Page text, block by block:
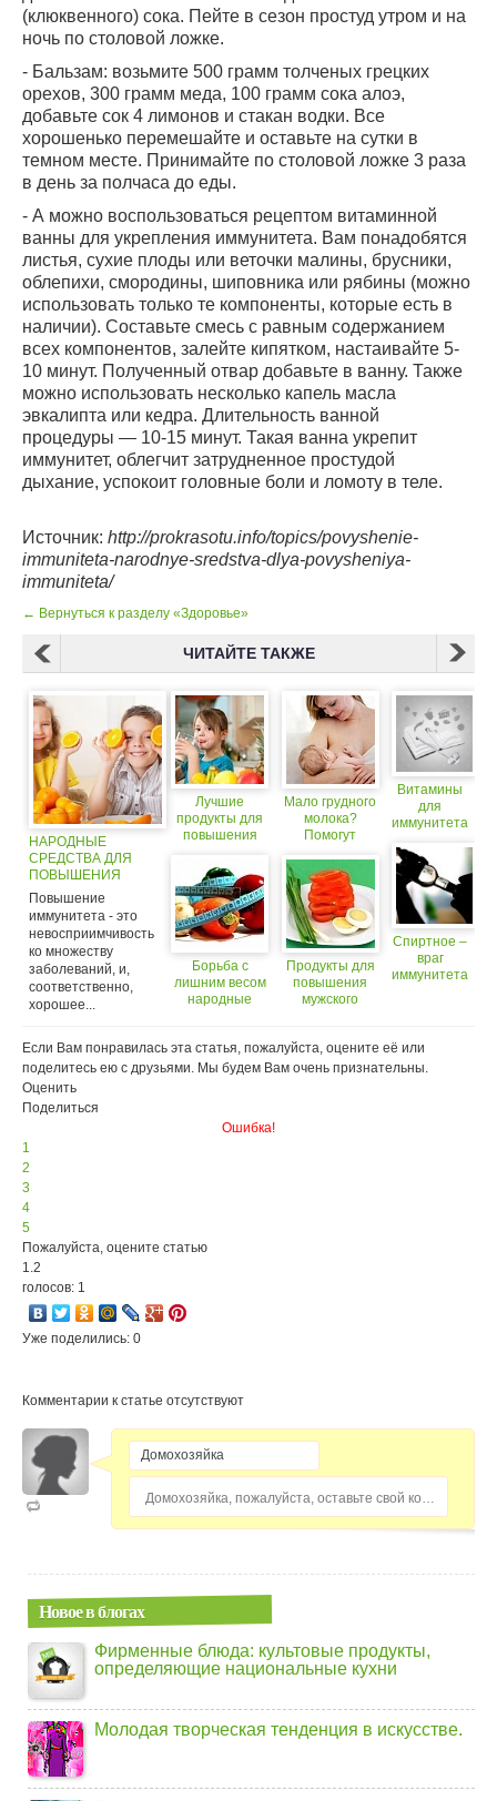
(клюквенного) сока. Пейте в сезон простуд утром и на
ночь по столовой ложке.
- Бальзам: возьмите 500 грамм толченых грецких
орехов, 300 грамм меда, 100 грамм сока алоэ,
добавьте сок 4 лимонов и стакан водки. Все
хорошенько перемешайте и оставьте на сутки в
темном месте. Принимайте по столовой ложке 3 раза
в день за полчаса до еды.
- А можно воспользоваться рецептом витаминной
ванны для укрепления иммунитета. Вам понадобятся
листья, сухие плоды или веточки малины, брусники,
облепихи, смородины, шиповника или рябины (можно
использовать только те компоненты, которые есть в
наличии). Составьте смесь с равным содержанием
всех компонентов, залейте кипятком, настаивайте 5-
10 минут. Полученный отвар добавьте в ванну. Также
можно использовать несколько капель масла
эвкалипта или кедра. Длительность ванной
процедуры — 10-15 минут. Такая ванна укрепит
иммунитет, облегчит затрудненное простудой
дыхание, успокоит головные боли и ломоту в теле.
Источник: http://prokrasotu.info/topics/povyshenie-
immuniteta-narodnye-sredstva-dlya-povysheniya-
immuniteta/
← Вернуться к разделу «Здоровье»
ЧИТАЙТЕ ТАКЖЕ
НАРОДНЫЕ
СРЕДСТВА ДЛЯ
ПОВЫШЕНИЯ
ИММУНИТЕТА
Повышение
иммунитета - это
невосприимчивость
ко множеству
заболеваний, и,
соответственно,
хорошее...
Лучшие
продукты для
повышения
детей
Борьба с
лишним весом
народные
Мало грудного
молока?
Помогут
средства
Продукты для
повышения
мужского
Витамины
для
иммунитета
Спиртное –
враг
иммунитета
Если Вам понравилась эта статья, пожалуйста, оцените её или
поделитесь ею с друзьями. Мы будем Вам очень признательны.
Оценить
Поделиться
Ошибка!
1
2
3
4
5
Пожалуйста, оцените статью
1.2
голосов: 1
Уже поделились: 0
Комментарии к статье отсутствуют
Домохозяйка, пожалуйста, оставьте свой комментарий...
Новое в блогах
Фирменные блюда: культовые продукты,
определяющие национальные кухни
Молодая творческая тенденция в искусстве.